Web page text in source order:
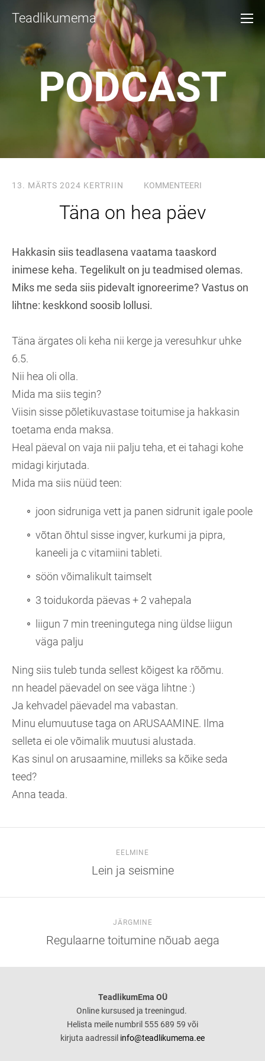
Teadlikumema
PODCAST
13. MÄRTS 2024 KERTRIIN KOMMENTEERI
Täna on hea päev
Hakkasin siis teadlasena vaatama taaskord
inimese keha. Tegelikult on ju teadmised olemas.
Miks me seda siis pidevalt ignoreerime? Vastus on
lihtne: keskkond soosib lollusi.
Täna ärgates oli keha nii kerge ja veresuhkur uhke
6.5.
Nii hea oli olla.
Mida ma siis tegin?
Viisin sisse põletikuvastase toitumise ja hakkasin
toetama enda maksa.
Heal päeval on vaja nii palju teha, et ei tahagi kohe
midagi kirjutada.
Mida ma siis nüüd teen:
joon sidruniga vett ja panen sidrunit igale poole
võtan õhtul sisse ingver, kurkumi ja pipra,
kaneeli ja c vitamiini tableti.
söön võimalikult taimselt
3 toidukorda päevas + 2 vahepala
liigun 7 min treeningutega ning üldse liigun
väga palju
Ning siis tuleb tunda sellest kõigest ka rõõmu.
nn headel päevadel on see väga lihtne :)
Ja kehvadel päevadel ma vabastan.
Minu elumuutuse taga on ARUSAAMINE. Ilma
selleta ei ole võimalik muutusi alustada.
Kas sinul on arusaamine, milleks sa kõike seda
teed?
Anna teada.
EELMINE
Lein ja seismine
JÄRGMINE
Regulaarne toitumine nõuab aega
TeadlikumEma OÜ
Online kursused ja treeningud.
Helista meile numbril 555 689 59 või
kirjuta aadressil info@teadlikumema.ee